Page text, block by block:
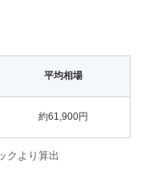
平均相場
約61,900円
クより算出